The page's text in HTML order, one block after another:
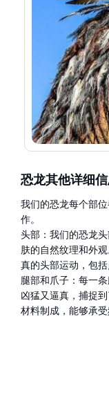
恐龙其他详细
我们的恐龙每个部
作。
头部：我们的恐龙
肤的自然纹理和外
真的头部运动，包括
腿部和爪子：每一
凶猛又逼真，捕捉
材料制成，能够承